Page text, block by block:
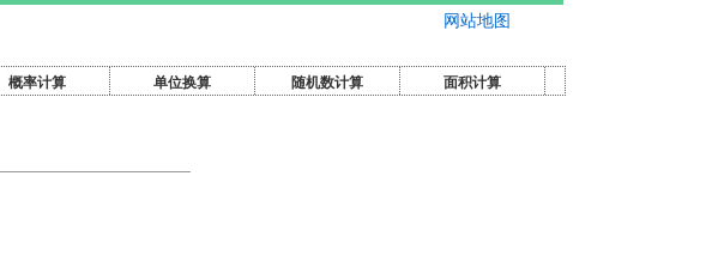
网站地图
概率计算 单位换算 随机数计算 面积计算